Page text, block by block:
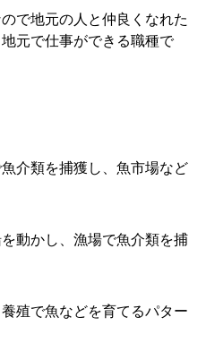
で地元の人と仲良くなれた
元で仕事ができる職種で
介類を捕獲し、魚市場など
動かし、漁場で魚介類を捕
殖で魚などを育てるパター